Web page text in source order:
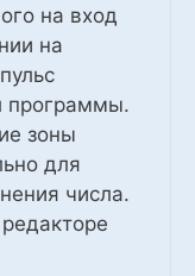
на вход
на
программы.
зоны
для
числа.